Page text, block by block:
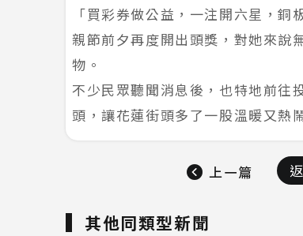
「買彩券做公益，一注開六星，
親節前夕再度開出頭獎，對她來說
物。
不少民眾聽聞消息後，也特地前往
頭，讓花蓮街頭多了一股溫暖又熱
上一篇
其他同類型新聞